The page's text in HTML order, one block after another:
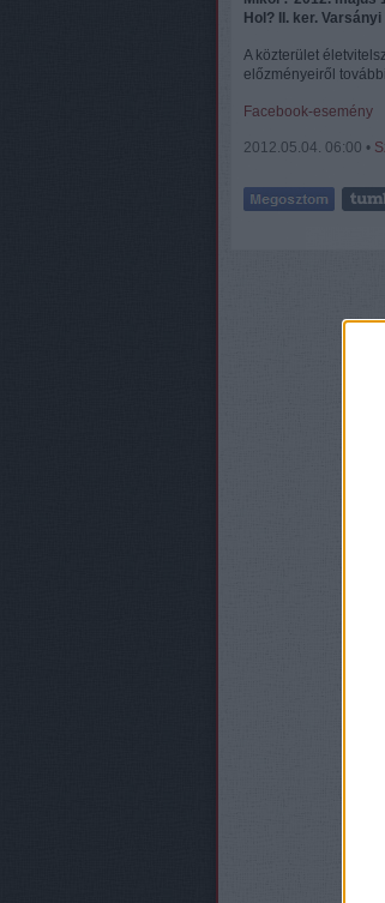
Hol? II. ker.
A közterület
előzményeiről
Facebook-esemény
2012.05.04. 06:00 •